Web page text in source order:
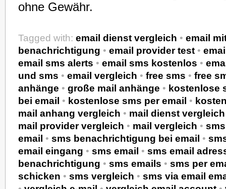
ohne Gewähr.
Tagged with: email dienst vergleich • email
benachrichtigung • email provider test •
email sms alerts • email sms kostenlos •
und sms • email vergleich • free sms • free
anhänge • große mail anhänge • kostenlose
bei email • kostenlose sms per email •
mail anhang vergleich • mail dienst vergleich
mail provider vergleich • mail vergleich •
email • sms benachrichtigung bei email •
email eingang • sms email • sms email
benachrichtigung • sms emails • sms per
schicken • sms vergleich • sms via email